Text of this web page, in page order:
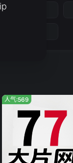
人气:569